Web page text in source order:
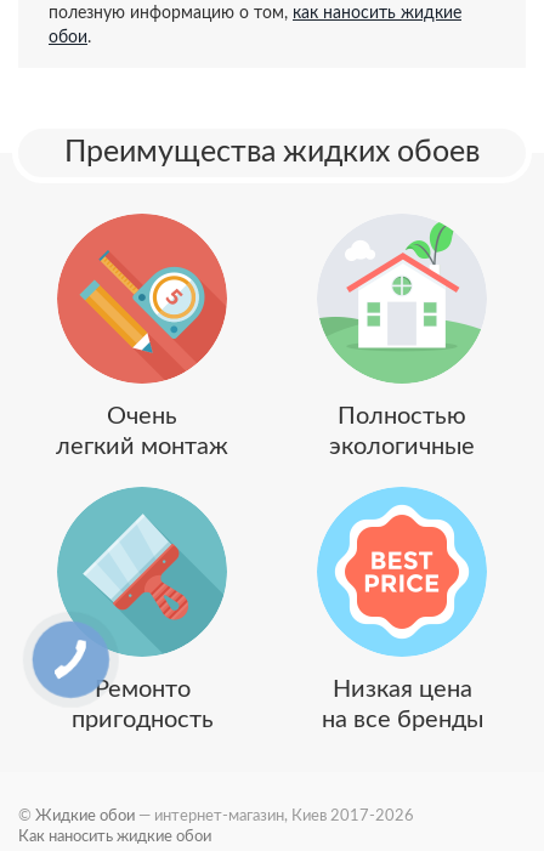
полезную информацию о том, как наносить жидкие
обои.
Преимущества жидких обоев
Очень
легкий монтаж
Полностью
экологичные
Ремонто
пригодность
Низкая цена
на все бренды
© Жидкие обои — интернет-магазин, Киев 2017-2026
Как наносить жидкие обои